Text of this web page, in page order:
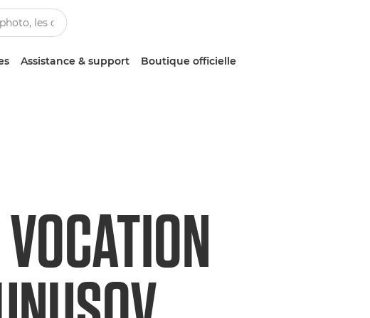
Assistance & support Boutique officielle